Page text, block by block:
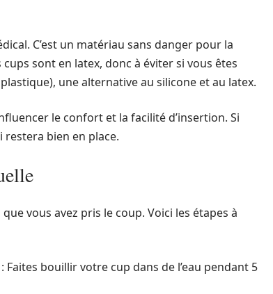
C’est un matériau sans danger pour la
sont en latex, donc à éviter si vous êtes
une alternative au silicone et au latex.
le confort et la facilité d’insertion. Si
bien en place.
vous avez pris le coup. Voici les étapes à
: Faites bouillir votre cup dans de l’eau pendant 5